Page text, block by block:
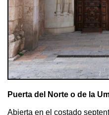
Puerta del Norte o de la
Abierta en el costado